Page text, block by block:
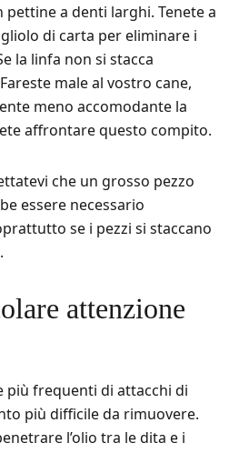
a denti larghi. Tenete a
di carta per eliminare i
la linfa non si stacca
male al vostro cane,
meno accomodante la
affrontare questo compito.
che un grosso pezzo
essere necessario
se i pezzi si staccano
attenzione
più frequenti di attacchi di
più difficile da rimuovere.
l’olio tra le dita e i